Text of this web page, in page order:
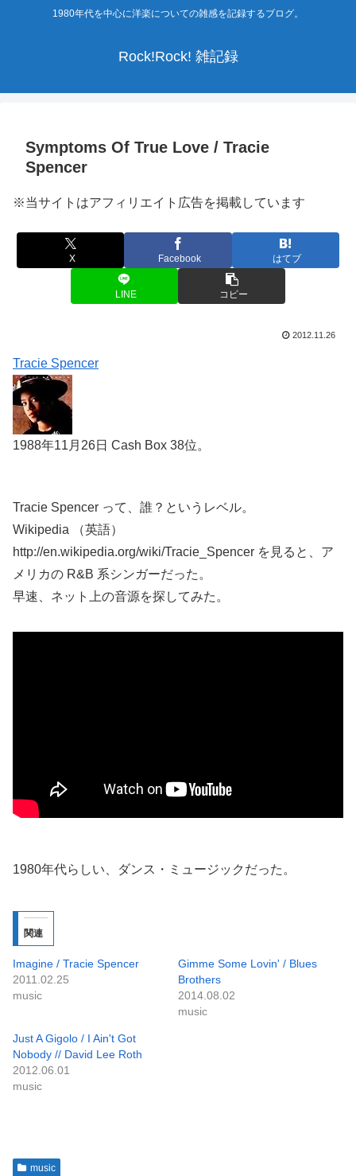
1980年代を中心に洋楽についての雑感を記録するブログ。
Rock!Rock! 雑記録
Symptoms Of True Love / Tracie
Spencer
※当サイトはアフィリエイト広告を掲載しています
X Facebook はてブ
LINE コピー
2012.11.26
Tracie Spencer
1988年11月26日 Cash Box 38位。
Tracie Spencer って、誰？というレベル。
Wikipedia （英語）
http://en.wikipedia.org/wiki/Tracie_Spencer を見ると、ア
メリカの R&B 系シンガーだった。
早速、ネット上の音源を探してみた。
1980年代らしい、ダンス・ミュージックだった。
関連
Imagine / Tracie Spencer
2011.02.25
music
Gimme Some Lovin' / Blues
Brothers
2014.08.02
music
Just A Gigolo / I Ain't Got
Nobody // David Lee Roth
2012.06.01
music
music